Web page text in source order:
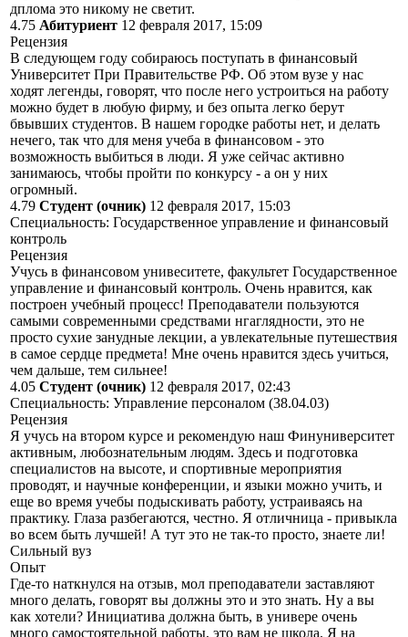
дплома это никому не светит.
4.75 Абитуриент 12 февраля 2017, 15:09
Рецензия
В следующем году собираюсь поступать в финансовый
Университет При Правительстве РФ. Об этом вузе у нас
ходят легенды, говорят, что после него устроиться на работу
можно будет в любую фирму, и без опыта легко берут
бвывших студентов. В нашем городке работы нет, и делать
нечего, так что для меня учеба в финансовом - это
возможность выбиться в люди. Я уже сейчас активно
занимаюсь, чтобы пройти по конкурсу - а он у них
огромный.
4.79 Студент (очник) 12 февраля 2017, 15:03
Специальность: Государственное управление и финансовый
контроль
Рецензия
Учусь в финансовом унивеситете, факультет Государственное
управление и финансовый контроль. Очень нравится, как
построен учебный процесс! Преподаватели пользуются
самыми современными средствами нгаглядности, это не
просто сухие занудные лекции, а увлекательные путешествия
в самое сердце предмета! Мне очень нравится здесь учиться,
чем дальше, тем сильнее!
4.05 Студент (очник) 12 февраля 2017, 02:43
Специальность: Управление персоналом (38.04.03)
Рецензия
Я учусь на втором курсе и рекомендую наш Финуниверситет
активным, любознательным людям. Здесь и подготовка
специалистов на высоте, и спортивные мероприятия
проводят, и научные конференции, и языки можно учить, и
еще во время учебы подыскивать работу, устраиваясь на
практику. Глаза разбегаются, честно. Я отличница - привыкла
во всем быть лучшей! А тут это не так-то просто, знаете ли!
Сильный вуз
Опыт
Где-то наткнулся на отзыв, мол преподаватели заставляют
много делать, говорят вы должны это и это знать. Ну а вы
как хотели? Инициатива должна быть, в универе очень
много самостоятельной работы, это вам не школа. Я на